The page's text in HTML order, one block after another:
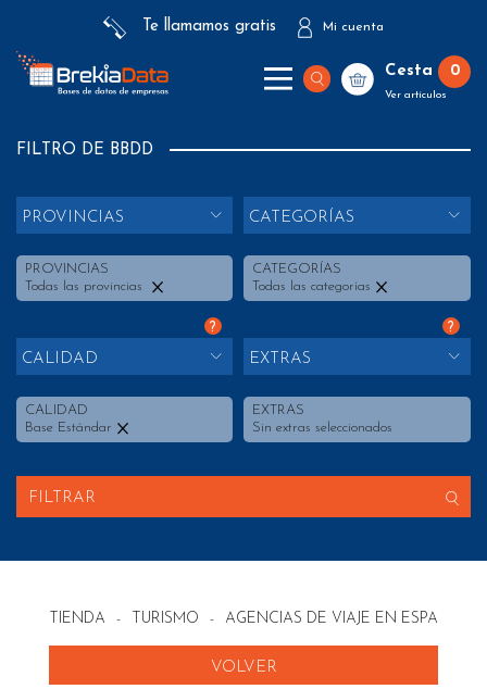
Te llamamos gratis Mi cuenta
Cesta 0
Ver artículos
FILTRO DE BBDD
PROVINCIAS
PROVINCIAS
Todas las provincias
CATEGORÍAS
CATEGORÍAS
Todas las categorías
?
CALIDAD
CALIDAD
Base Estándar
?
EXTRAS
EXTRAS
Sin extras seleccionados
FILTRAR
TIENDA - TURISMO - AGENCIAS DE VIAJE EN ESPAÑA
VOLVER